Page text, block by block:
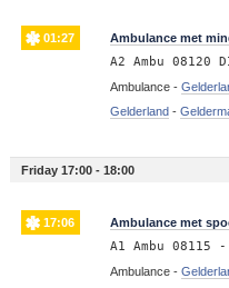
01:27 Ambulance met
A2 Ambu 08120
Ambulance -
Gelderland -
Friday 17:00 - 18:00
17:06 Ambulance met
A1 Ambu 08115
Ambulance -